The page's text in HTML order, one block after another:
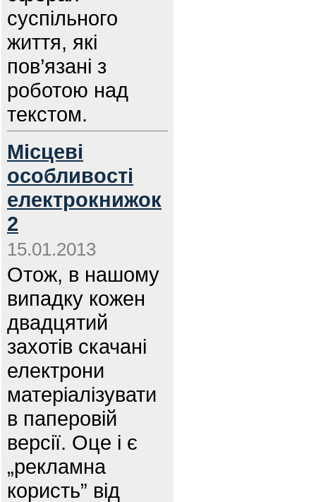
суспільного
життя, які
пов’язані з
роботою над
текстом.
Місцеві
особливості
електрокнижок
2
15.01.2013
Отож, в нашому
випадку кожен
двадцятий
захотів скачані
електрони
матеріалізувати
в паперовій
версії. Оце і є
„рекламна
користь” від